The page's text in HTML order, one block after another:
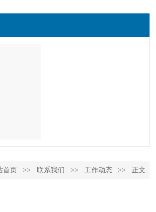
首页 >> 联系我们 >> 工作动态 >> 正文